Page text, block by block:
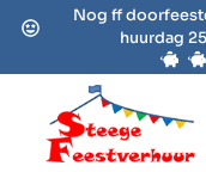
Nog ff
huurdag